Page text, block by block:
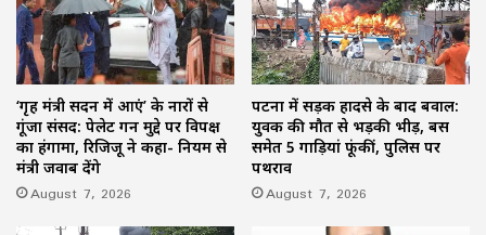
‘गृह मंत्री सदन में आएं’ के नारों से
गूंजा संसद: पेलेट गन मुद्दे पर विपक्ष
का हंगामा, रिजिजू ने कहा- नियम से
मंत्री जवाब देंगे
August 7, 2026
पटना में सड़क हादसे के बाद बवाल:
युवक की मौत से भड़की भीड़, बस
समेत 5 गाड़ियां फूंकीं, पुलिस पर
पथराव
August 7, 2026